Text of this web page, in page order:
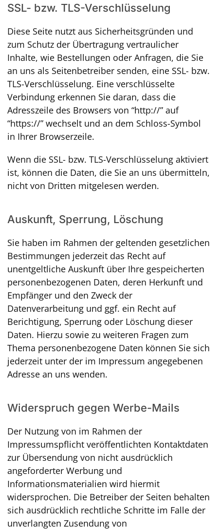
SSL- bzw. TLS-Verschlüsselung
Diese Seite nutzt aus Sicherheitsgründen und
zum Schutz der Übertragung vertraulicher
Inhalte, wie Bestellungen oder Anfragen, die Sie
an uns als Seitenbetreiber senden, eine SSL- bzw.
TLS-Verschlüsselung. Eine verschlüsselte
Verbindung erkennen Sie daran, dass die
Adresszeile des Browsers von “http://” auf
“https://” wechselt und an dem Schloss-Symbol
in Ihrer Browserzeile.
Wenn die SSL- bzw. TLS-Verschlüsselung aktiviert
ist, können die Daten, die Sie an uns übermitteln,
nicht von Dritten mitgelesen werden.
Auskunft, Sperrung, Löschung
Sie haben im Rahmen der geltenden gesetzlichen
Bestimmungen jederzeit das Recht auf
unentgeltliche Auskunft über Ihre gespeicherten
personenbezogenen Daten, deren Herkunft und
Empfänger und den Zweck der
Datenverarbeitung und ggf. ein Recht auf
Berichtigung, Sperrung oder Löschung dieser
Daten. Hierzu sowie zu weiteren Fragen zum
Thema personenbezogene Daten können Sie sich
jederzeit unter der im Impressum angegebenen
Adresse an uns wenden.
Widerspruch gegen Werbe-Mails
Der Nutzung von im Rahmen der
Impressumspflicht veröffentlichten Kontaktdaten
zur Übersendung von nicht ausdrücklich
angeforderter Werbung und
Informationsmaterialien wird hiermit
widersprochen. Die Betreiber der Seiten behalten
sich ausdrücklich rechtliche Schritte im Falle der
unverlangten Zusendung von